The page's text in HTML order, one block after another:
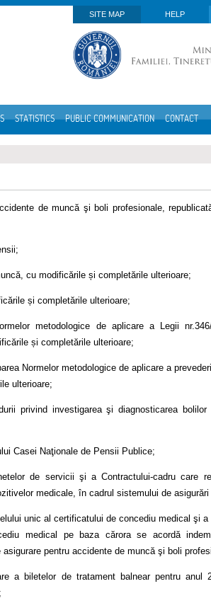
SITE MAP
HELP
STATISTICS PUBLIC COMMUNICATION CONTACT
de muncă şi boli profesionale,
cu modificările și completările ulterioare;
și completările ulterioare;
metodologice de aplicare a Legii
și completările ulterioare;
Normelor metodologice de aplicare a
ulterioare;
privind investigarea şi diagnosticarea
Casei Naţionale de Pensii Publice;
de servicii şi a Contractului-cadru care
medicale, în cadrul sistemului de
unic al certificatului de concediu medical şi
medical pe baza cărora se acordă
pentru accidente de muncă şi boli
a biletelor de tratament balnear pentru anul